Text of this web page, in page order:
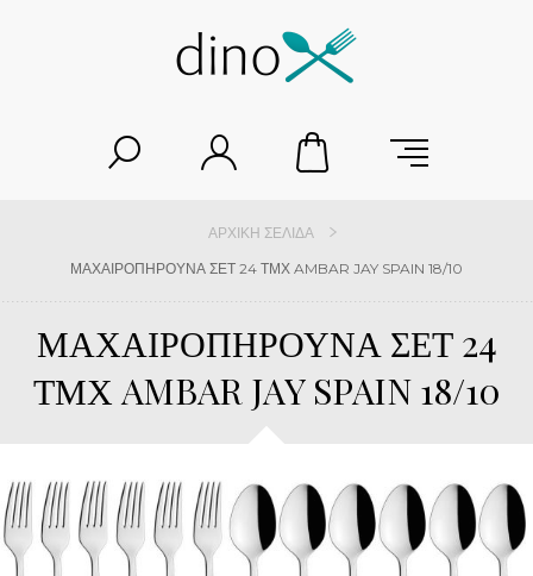
ΑΡΧΙΚΉ ΣΕΛΊΔΑ
ΜΑΧΑΙΡΟΠΗΡΟΥΝΑ ΣΕΤ 24 ΤΜΧ AMBAR JAY SPAIN 18/10
ΜΑΧΑΙΡΟΠΗΡΟΥΝΑ ΣΕΤ 24
ΤΜΧ AMBAR JAY SPAIN 18/10